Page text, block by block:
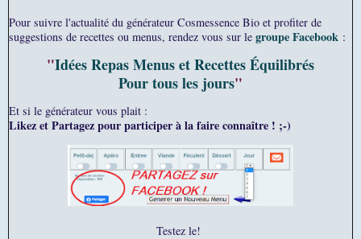
Pour suivre l'actualité du générateur Cosmessence Bio et profiter de
suggestions de recettes ou menus, rendez vous sur le groupe Facebook :
"Idées Repas Menus et Recettes Équilibrés
Pour tous les jours"
Et si le générateur vous plait :
Likez et Partagez pour participer à la faire connaître ! ;-)
Testez le!